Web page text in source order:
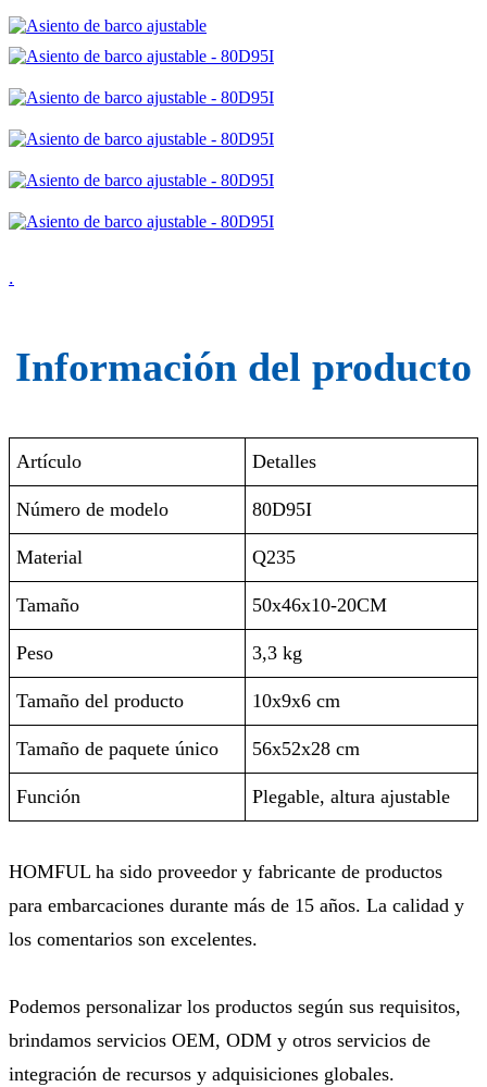
.
Información del producto
Artículo Detalles
Número de modelo 80D95I
Material Q235
Tamaño 50x46x10-20CM
Peso 3,3 kg
Tamaño del producto 10x9x6 cm
Tamaño de paquete único 56x52x28 cm
Función Plegable, altura ajustable
HOMFUL ha sido proveedor y fabricante de productos
para embarcaciones durante más de 15 años. La calidad y
los comentarios son excelentes.
Podemos personalizar los productos según sus requisitos,
brindamos servicios OEM, ODM y otros servicios de
integración de recursos y adquisiciones globales.